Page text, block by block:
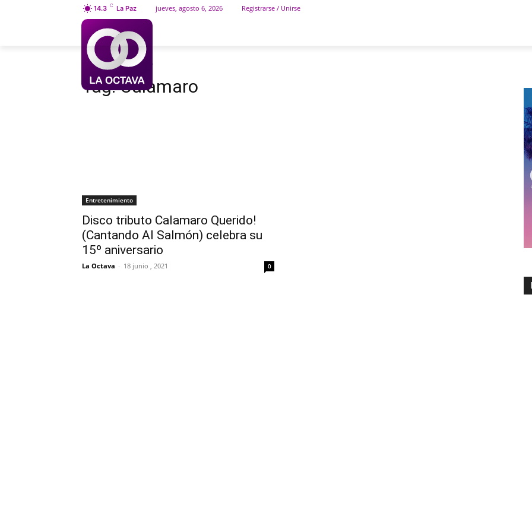
14.3 C La Paz jueves, agosto 6, 2026 Registrarse / Unirse
Etiquetas Calamaro
Tag:Calamaro
Entretenimiento
Disco tributo Calamaro Querido!
(Cantando Al Salmón) celebra su
15º aniversario
La Octava - 18 junio , 2021 0